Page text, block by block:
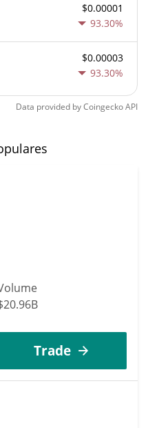
$0.00001
93.30%
$0.00003
93.30%
Data provided byCoingeckoAPI
Trade